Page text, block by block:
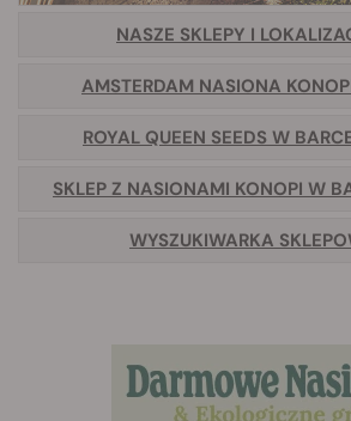
NASZE SKLEPY I
AMSTERDAM NASIONA
ROYAL QUEEN SEEDS W
SKLEP Z NASIONAMI KONOPI W
WYSZUKIWARKA